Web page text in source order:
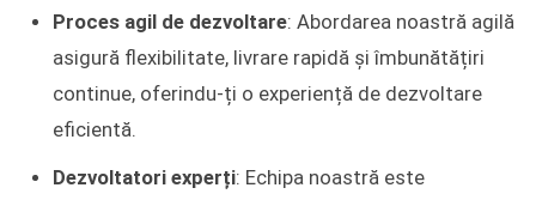
Proces agil de dezvoltare: Abordarea noastră agilă
asigură flexibilitate, livrare rapidă și îmbunătățiri
continue, oferindu-ți o experiență de dezvoltare
eficientă.
Dezvoltatori experți: Echipa noastră este